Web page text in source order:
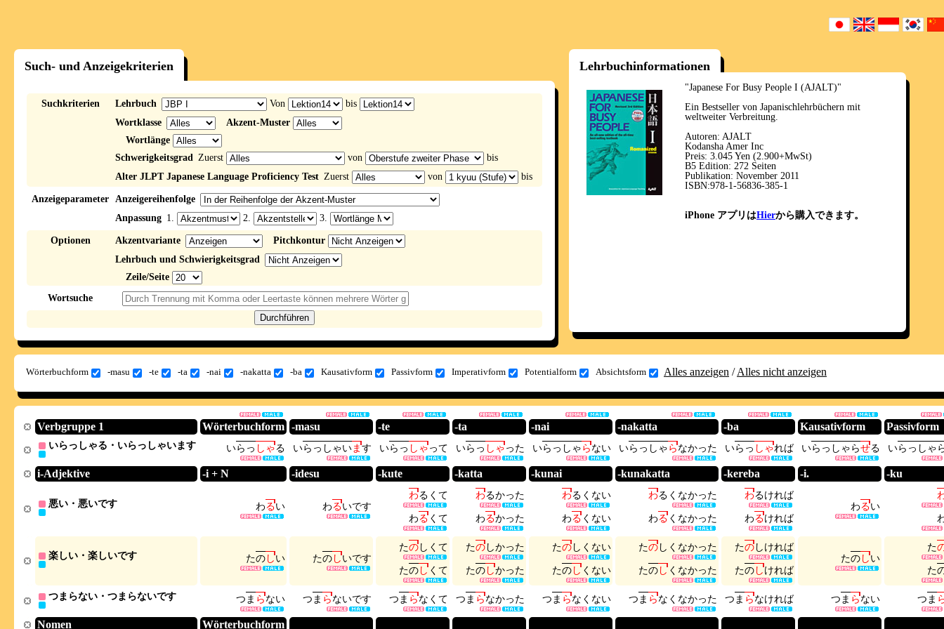
Such- und Anzeigekriterien
Suchkriterien Lehrbuch Von
bis
Wortklasse
Akzent-Muster
Wortlänge
Schwerigkeitsgrad Zuerst von
bis
Alter JLPT Japanese Language Proficiency Test Zuerst von bis
Anzeigeparameter Anzeigereihenfolge
Anpassung 1. 2. 3.
Optionen Akzentvariante
Pitchkontur
Lehrbuch und Schwierigkeitsgrad
Zeile/Seite
Wortsuche
Lehrbuchinformationen
"Japanese For Busy People I (AJALT)"
Ein Bestseller von Japanischlehrbüchern mit
weltweiter Verbreitung.
Autoren: AJALT
Kodansha Amer Inc
Preis: 3.045 Yen (2.900+MwSt)
B5 Edition: 272 Seiten
Publikation: November 2011
ISBN:978-1-56836-385-1
iPhone アプリはHierから購入できます。
Wörterbuchform -masu -te -ta -nai -nakatta -ba Kausativform Passivform Imperativform Potentialform Absichtsform Alles anzeigen /Alles nicht anzeigen
Verbgruppe 1 Wörterbuchform -masu -te -ta -nai -nakatta -ba Kausativform Passivform
いらっしゃる・いらっしゃいます いら っ し ゃる いら っ し ゃいます いら っ し ゃって いら っ し ゃった いら っ し ゃらない いら っ し ゃらなかった いら っ し ゃれば いら っ し ゃらせる いら っ し ゃ
i-Adjektive -i + N -idesu -kute -katta -kunai -kunakatta -kereba -i. -ku
悪い・悪いです わるい わるいです
わる く て
わるく て
わるかった
わるかった
わる く ない
わるく ない
わる く なかった
わるく なかった
わるければ
わるければ
わるい
楽しい・楽しいです たのしい たのしいです
たのし く て
たのしく て
たのしかった
たのしかった
たのし く ない
たのしく ない
たのし く なかった
たのしく なかった
たのしければ
たのしければ
たのしい
た
た
つまらない・つまらないです つ ま らない つ ま らないです つ ま らな く て つ ま らなかった つ ま らな く ない つ ま らな く なかった つ ま らなければ つ ま らない つ ま
Nomen Wörterbuchform